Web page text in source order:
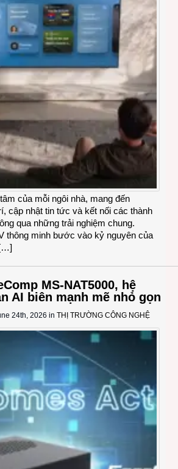
của mỗi ngôi nhà, mang đến
cập nhật tin tức và kết nối các thành
qua những trải nghiệm chung.
thông minh bước vào kỷ nguyên của
[…]
MS-NAT5000, hệ
AI biên mạnh mẽ nhỏ gọn
24th, 2026 in THỊ TRƯỜNG CÔNG NGHỆ